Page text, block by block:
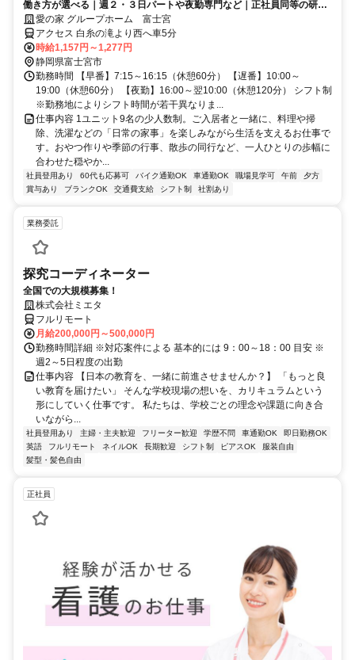
働き方が選べる｜週２・３日パートや夜勤専門など｜正社員同等の研修
や福利厚生あり♪
愛の家 グループホーム 富士宮
アクセス 白糸の滝より西へ車5分
時給1,157円～1,277円
静岡県富士宮市
勤務時間 【早番】7:15～16:15（休憩60分） 【遅番】10:00～
19:00（休憩60分） 【夜勤】16:00～翌10:00（休憩120分） シフト制
※勤務地によりシフト時間が若干異なりま...
仕事内容 1ユニット9名の少人数制。ご入居者と一緒に、料理や掃
除、洗濯などの「日常の家事」を楽しみながら生活を支えるお仕事で
す。おやつ作りや季節の行事、散歩の同行など、一人ひとりの歩幅に
合わせた穏やか...
社員登用あり 60代も応募可 バイク通勤OK 車通勤OK 職場見学可 午前
夕方
賞与あり
ブランクOK 交通費支給 シフト制 社割あり
業務委託
探究コーディネーター
全国での大規模募集！
株式会社ミエタ
フルリモート
月給200,000円～500,000円
勤務時間詳細 ※対応案件による 基本的には 9：00～18：00 目安 ※
週2～5日程度の出勤
仕事内容 【日本の教育を、一緒に前進させませんか？】 「もっと良
い教育を届けたい」 そんな学校現場の想いを、カリキュラムという
形にしていく仕事です。 私たちは、学校ごとの理念や課題に向き合
いながら...
社員登用あり 主婦・主夫歓迎 フリーター歓迎 学歴不問 車通勤OK
即日勤務OK
英語
フルリモート ネイルOK 長期歓迎 シフト制 ピアスOK
服装自由
髪型・髪色自由
正社員